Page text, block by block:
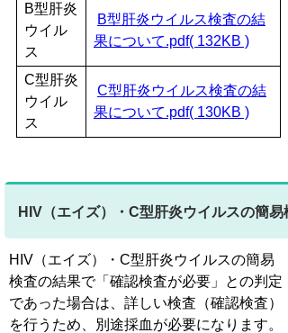
B型肝炎
ウイル
ス
B型肝炎ウイルス検査の結
果について.pdf( 132KB )
C型肝炎
ウイル
ス
C型肝炎ウイルス検査の結
果について.pdf( 130KB )
HIV（エイズ）・C型肝炎ウイルスの簡
HIV（エイズ）・C型肝炎ウイルスの簡易
検査の結果で「確認検査が必要」との判定
であった場合は、詳しい検査（確認検査）
を行うため、別途採血が必要になります。